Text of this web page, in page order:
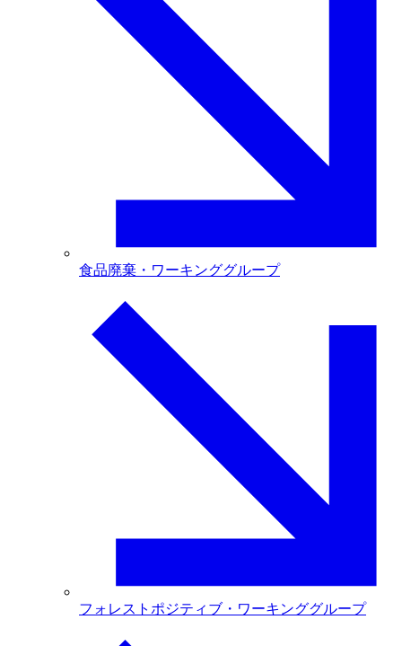
食品廃棄・ワーキンググループ
フォレストポジティブ・ワーキンググループ